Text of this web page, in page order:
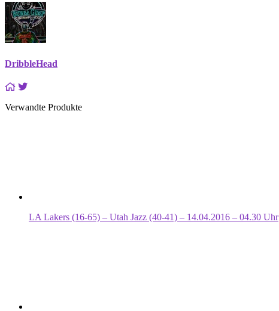
DribbleHead
Verwandte Produkte
LA Lakers (16-65) – Utah Jazz (40-41) – 14.04.2016 – 04.30 Uhr